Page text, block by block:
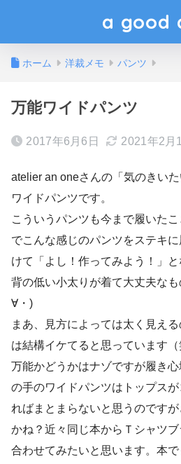
a good
ホーム 洋裁メモ パンツ
万能ワイドパンツ
2017年6月6日 2021年2月
atelier an oneさんの「気のきい
ワイドパンツです。
こういうパンツも今まで履いた
でこんな感じのパンツをステキ
けて「よし！作ってみよう！」と
背の低い小太りが着て大丈夫なも
∀・)
まあ、見方によっては太く見え
は結構イケてると思っています（
万能かどうかはナゾですが履き
の手のワイドパンツはトップス
ればまとまらないと思うのです
かね？近々同じ本からＴシャツ
合わせてみたいと思います。本